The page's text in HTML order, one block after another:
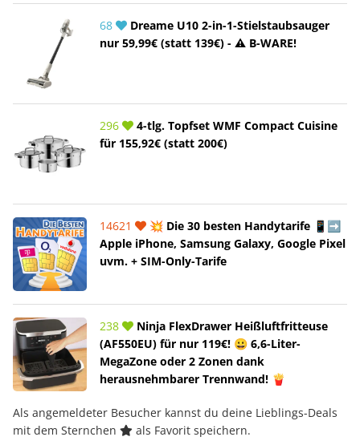
68
Dreame U10 2-in-1-Stielstaubsauger
nur 59,99€ (statt 139€) - ⚠️ B-WARE!
296
4-tlg. Topfset WMF Compact Cuisine
für 155,92€ (statt 200€)
14621
💥 Die 30 besten Handytarife 📱➡️
Apple iPhone, Samsung Galaxy, Google Pixel
uvm. + SIM-Only-Tarife
238
Ninja FlexDrawer Heißluftfritteuse
(AF550EU) für nur 119€! 😀 6,6-Liter-
MegaZone oder 2 Zonen dank
herausnehmbarer Trennwand! 🍟
Als angemeldeter Besucher kannst du deine Lieblings-Deals
mit dem Sternchen
als Favorit speichern.